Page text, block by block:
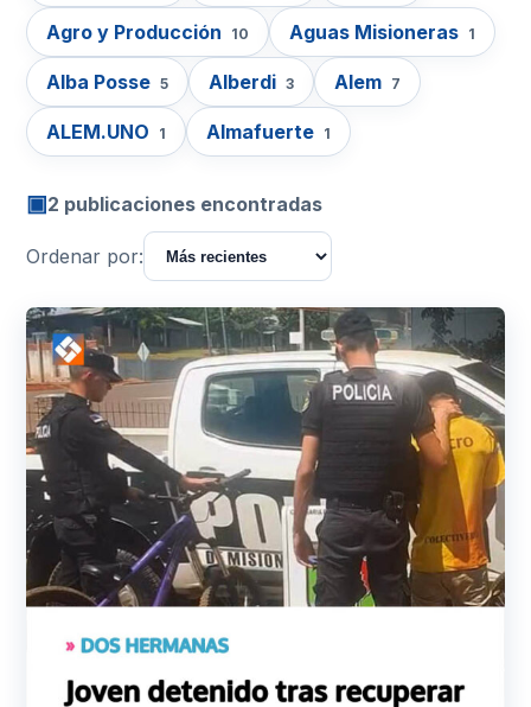
Agro y Producción 10 Aguas Misioneras 1
Alba Posse 5 Alberdi 3 Alem 7
ALEM.UNO 1 Almafuerte 1
▣2 publicaciones encontradas
Ordenar por: